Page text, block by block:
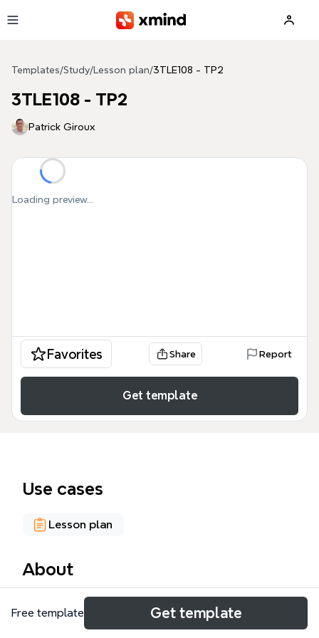
Templates/Study/ Lesson plan/3TLE108 - TP2
3TLE108 - TP2
Patrick Giroux
Loading preview...
Favorites Share Report
Get template
Use cases
Lesson plan
About
Ce template Xmind pour le cours 3TLE108 - TP2
guide les étudiants en pédagogie dans la
Free template Get template